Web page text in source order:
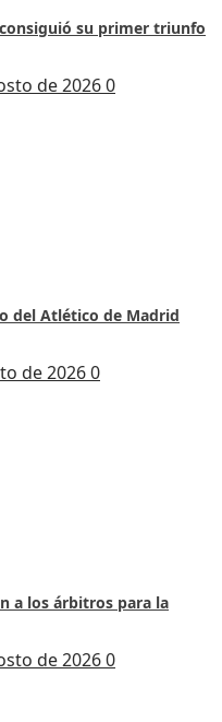
su primer triunfo
de 20260
del Atlético de Madrid
de 20260
a los árbitros para la
de 20260